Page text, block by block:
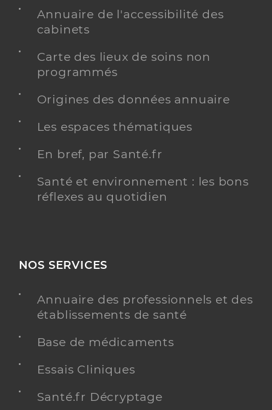
Annuaire de l'accessibilité des
cabinets
Carte des lieux de soins non
programmés
Origines des données annuaire
Les espaces thématiques
En bref, par Santé.fr
Santé et environnement : les bons
réflexes au quotidien
NOS SERVICES
Annuaire des professionnels et des
établissements de santé
Base de médicaments
Essais Cliniques
Santé.fr Décryptage